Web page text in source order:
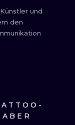
und
den